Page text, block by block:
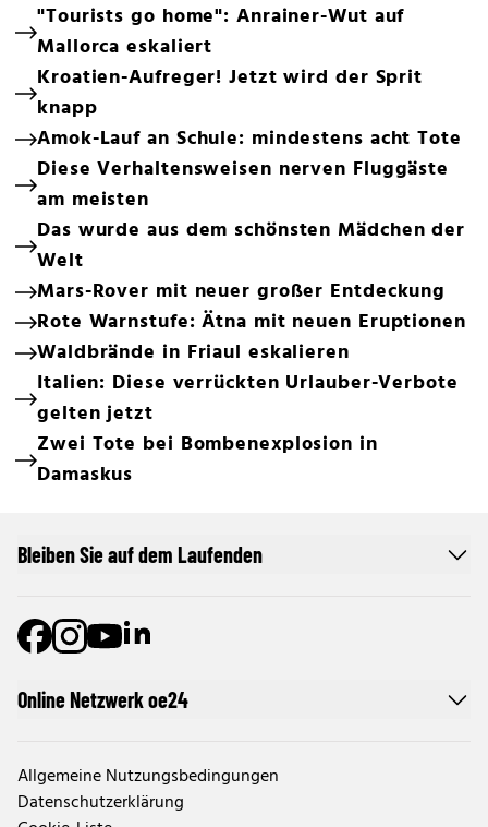
"Tourists go home": Anrainer-Wut auf
Mallorca eskaliert
Kroatien-Aufreger! Jetzt wird der Sprit
knapp
Amok-Lauf an Schule: mindestens acht Tote
Diese Verhaltensweisen nerven Fluggäste
am meisten
Das wurde aus dem schönsten Mädchen der
Welt
Mars-Rover mit neuer großer Entdeckung
Rote Warnstufe: Ätna mit neuen Eruptionen
Waldbrände in Friaul eskalieren
Italien: Diese verrückten Urlauber-Verbote
gelten jetzt
Zwei Tote bei Bombenexplosion in
Damaskus
Online Netzwerk oe24
Allgemeine Nutzungsbedingungen
Datenschutzerklärung
Bleiben Sie auf dem Laufenden